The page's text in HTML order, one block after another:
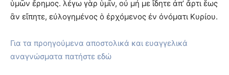
ὑμῶν ἔρημος. λέγω γὰρ ὑμῖν, οὐ μή με ἴδητε ἀπ’ ἄρτι ἕως
ἂν εἴπητε, εὐλογημένος ὁ ἐρχόμενος ἐν ὀνόματι Κυρίου.
Για τα προηγούμενα αποστολικά και ευαγγελικά
αναγνώσματα πατήστε εδώ